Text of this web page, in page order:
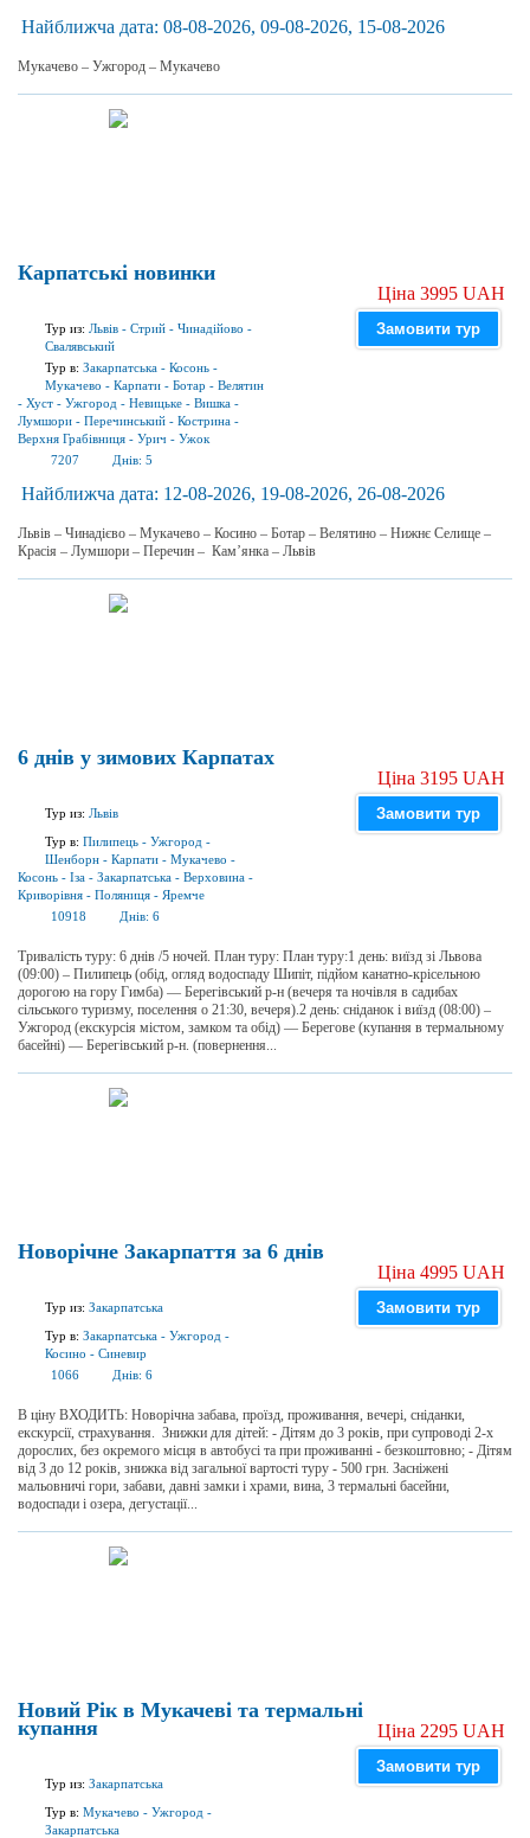
Найближча дата: 08-08-2026, 09-08-2026, 15-08-2026
Мукачево – Ужгород – Мукачево
Карпатські новинки
Тур из: Львів - Стрий - Чинадійово -
Свалявський
Тур в: Закарпатська - Косонь -
Мукачево - Карпати - Ботар - Велятин
- Хуст - Ужгород - Невицьке - Вишка -
Лумшори - Перечинський - Кострина -
Верхня Грабівниця - Урич - Ужок
7207
Днів: 5
Ціна 3995 UAH
Замовити тур
Найближча дата: 12-08-2026, 19-08-2026, 26-08-2026
Львів – Чинадієво – Мукачево – Косино – Ботар – Велятино – Нижнє Селище –
Красія – Лумшори – Перечин – Кам’янка – Львів
6 днів у зимових Карпатах
Тур из: Львів
Тур в: Пилипець - Ужгород -
Шенборн - Карпати - Мукачево -
Косонь - Іза - Закарпатська - Верховина -
Криворівня - Поляниця - Яремче
10918
Днів: 6
Ціна 3195 UAH
Замовити тур
Тривалість туру: 6 днів /5 ночей. План туру: План туру:1 день: виїзд зі Львова
(09:00) – Пилипець (обід, огляд водоспаду Шипіт, підйом канатно-крісельною
дорогою на гору Гимба) — Берегівський р-н (вечеря та ночівля в садибах
сільського туризму, поселення о 21:30, вечеря).2 день: сніданок і виїзд (08:00) –
Ужгород (екскурсія містом, замком та обід) — Берегове (купання в термальному
басейні) — Берегівський р-н. (повернення...
Новорічне Закарпаття за 6 днів
Тур из: Закарпатська
Тур в: Закарпатська - Ужгород -
Косино - Синевир
1066
Днів: 6
Ціна 4995 UAH
Замовити тур
В ціну ВХОДИТЬ: Новорічна забава, проїзд, проживання, вечері, сніданки,
екскурсії, страхування. Знижки для дітей: - Дітям до 3 років, при супроводі 2-х
дорослих, без окремого місця в автобусі та при проживанні - безкоштовно; - Дітям
від 3 до 12 років, знижка від загальної вартості туру - 500 грн. Засніжені
мальовничі гори, забави, давні замки і храми, вина, 3 термальні басейни,
водоспади і озера, дегустації...
Новий Рік в Мукачеві та термальні
купання
Тур из: Закарпатська
Тур в: Мукачево - Ужгород -
Закарпатська
Ціна 2295 UAH
Замовити тур